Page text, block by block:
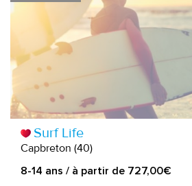
Surf Life
Capbreton (40)
8-14 ans / à partir de 727,00€